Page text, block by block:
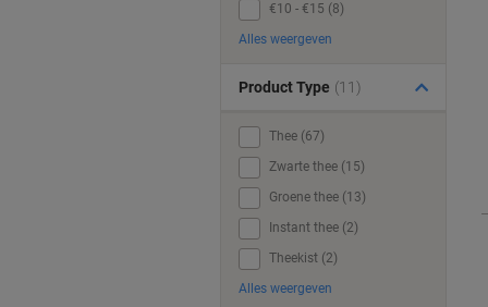
€10 - €15 (8)
Alles weergeven
Product Type (11)
Thee (67)
Zwarte thee (15)
Groene thee (13)
Instant thee (2)
Theekist (2)
Alles weergeven